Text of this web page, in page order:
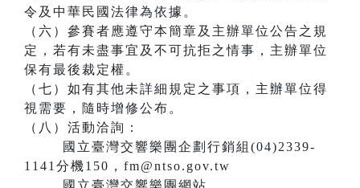
令及中華民國法律為依據。
（六）參賽者應遵守本簡章及主辦單位公告之規
定，若有未盡事宜及不可抗拒之情事，主辦單位
保有最後裁定權。
（七）如有其他未詳細規定之事項，主辦單位得
視需要，隨時增修公布。
（八）活動洽詢：
國立臺灣交響樂團企劃行銷組(04)2339-
1141分機150，fm@ntso.gov.tw